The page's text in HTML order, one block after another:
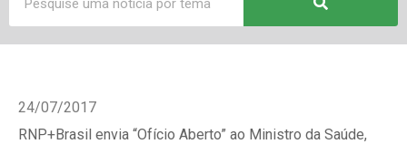
24/07/2017
RNP+Brasil envia “Ofício Aberto” ao Ministro da Saúde,